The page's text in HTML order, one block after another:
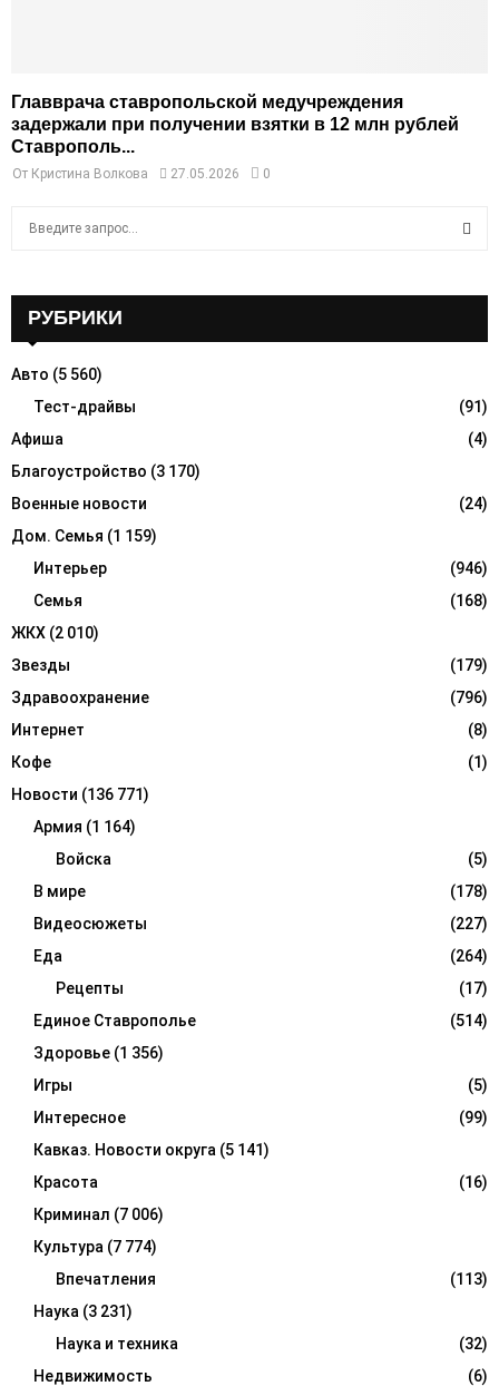
Главврача ставропольской медучреждения
задержали при получении взятки в 12 млн рублей
Ставрополь...
От Кристина Волкова 27.05.2026 0
o
R
C
H
РУБРИКИ
Авто (5 560)
Тест-драйвы
(91)
Афиша
(4)
Благоустройство (3 170)
Военные новости
(24)
Дом. Семья (1 159)
Интерьер
(946)
Семья
(168)
ЖКХ (2 010)
Звезды
(179)
Здравоохранение
(796)
Интернет
(8)
Кофе
(1)
Новости (136 771)
Армия (1 164)
Войска
(5)
В мире
(178)
Видеосюжеты
(227)
Еда
(264)
Рецепты
(17)
Единое Ставрополье
(514)
Здоровье (1 356)
Игры
(5)
Интересное
(99)
Кавказ. Новости округа (5 141)
Красота
(16)
Криминал (7 006)
Культура (7 774)
Впечатления
(113)
Наука (3 231)
Наука и техника
(32)
Недвижимость
(6)